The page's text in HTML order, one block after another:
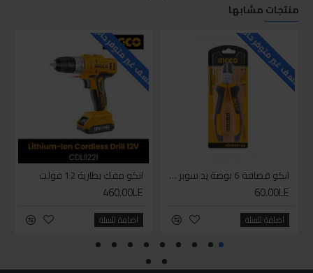
منتجات مشابها
للاسف غير متوفر حاليا
انكو قصافة 6 بوصة يد سوبر وان
60.00LE
اضافة للسلة
للاسف غير متوفر حاليا
انكو مفك بطارية 12 فولت
460.00LE
اضافة للسلة